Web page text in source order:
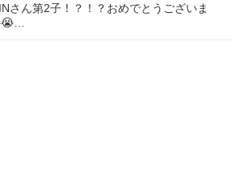
さん第2子！？！？おめでとうございま